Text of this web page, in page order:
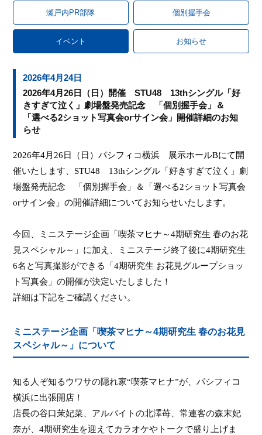
瀬戸内PR部隊 個別握手会
イベント お知らせ
2026年4月24日
2026年4月26日（日）開催 STU48 13thシングル「好
きすぎて泣く」劇場盤発売記念 「個別握手会」＆
「選べる2ショット写真会orサイン会」開催詳細のお知
らせ
2026年4月 26 日（日）パシフィコ横浜 展示ホールBにて 開
催いたします、 STU48 13thシングル「好きすぎて泣く」 劇
場盤発売記念
「個別握手会」＆「選べる2ショット写真会
orサイン会」の開催詳細についてお知らせいたします。
今回、ミニステージ企画「喫茶マヒナ～4期研究生 春のお花
見スペシャル～」 に加え、ミニステージ終了後に4期研究生
6名と写真撮影ができる「4期研究生 お花見グループショッ
ト写真会」の開催が決定いたしました！
詳細は下記をご確認ください。
ミニステージ企画「喫茶マヒナ～4期研究生 春のお花見
スペシャル～」について
知る人ぞ知るウワサの隠れ家“喫茶マヒナ”が、パシフィコ
横浜に出張開店！
店長の谷口茉妃菜、アルバイトの北澤苺、常連客の森末妃
奈が、4期研究生を迎えてカラオケやトークで盛り上げま